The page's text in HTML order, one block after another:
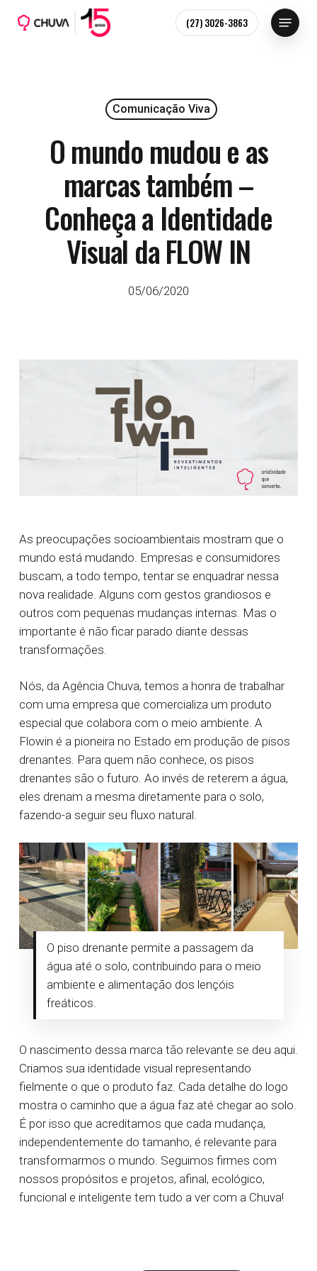
(27) 3026-3863
Menu
Comunicação Viva
O mundo mudou e as
marcas também –
Conheça a Identidade
Visual da FLOW IN
05/06/2020
As preocupações socioambientais mostram que o
mundo está mudando. Empresas e consumidores
buscam, a todo tempo, tentar se enquadrar nessa
nova realidade. Alguns com gestos grandiosos e
outros com pequenas mudanças internas. Mas o
importante é não ficar parado diante dessas
transformações.
Nós, da Agência Chuva, temos a honra de trabalhar
com uma empresa que comercializa um produto
especial que colabora com o meio ambiente. A
Flowin é a pioneira no Estado em produção de pisos
drenantes. Para quem não conhece, os pisos
drenantes são o futuro. Ao invés de reterem a água,
eles drenam a mesma diretamente para o solo,
fazendo-a seguir seu fluxo natural.
O piso drenante permite a passagem da
água até o solo, contribuindo para o meio
ambiente e alimentação dos lençóis
freáticos.
O nascimento dessa marca tão relevante se deu aqui.
Criamos sua identidade visual representando
fielmente o que o produto faz. Cada detalhe do logo
mostra o caminho que a água faz até chegar ao solo.
É por isso que acreditamos que cada mudança,
independentemente do tamanho, é relevante para
transformarmos o mundo. Seguimos firmes com
nossos propósitos e projetos, afinal, ecológico,
funcional e inteligente tem tudo a ver com a Chuva!